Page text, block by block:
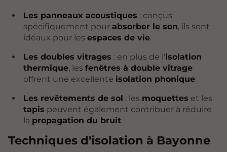
Les panneaux acoustiques : conçus
spécifiquement pour absorber le son, ils sont
idéaux pour les espaces de vie.
Les doubles vitrages : en plus de l'isolation
thermique, les fenêtres à double vitrage
offrent une excellente isolation phonique.
Les revêtements de sol : les moquettes et les
tapis peuvent également contribuer à réduire
la propagation du bruit.
Techniques d'isolation à Bayonne